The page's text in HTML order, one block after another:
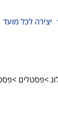
יצירה לכל מועד
>פסטלים >